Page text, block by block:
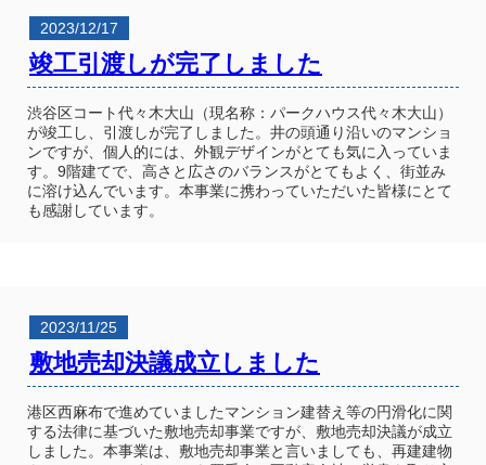
2023/12/17
竣工引渡しが完了しました
渋谷区コート代々木大山（現名称：パークハウス代々木大山）
が竣工し、引渡しが完了しました。井の頭通り沿いのマンショ
ンですが、個人的には、外観デザインがとても気に入っていま
す。9階建てで、高さと広さのバランスがとてもよく、街並み
に溶け込んでいます。本事業に携わっていただいた皆様にとて
も感謝しています。
2023/11/25
敷地売却決議成立しました
港区西麻布で進めていましたマンション建替え等の円滑化に関
する法律に基づいた敷地売却事業ですが、敷地売却決議が成立
しました。本事業は、敷地売却事業と言いましても、再建建物